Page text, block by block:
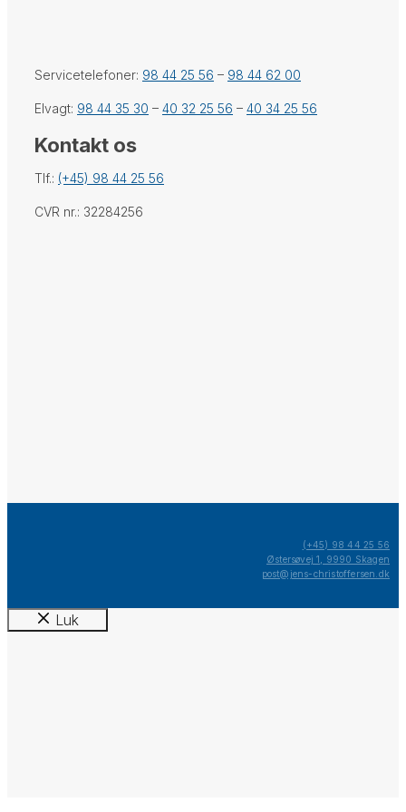
Servicetelefoner: 98 44 25 56 – 98 44 62 00
Elvagt: 98 44 35 30 – 40 32 25 56 – 40 34 25 56
Kontakt os
Tlf.: (+45) 98 44 25 56
CVR nr.: 32284256
(+45) 98 44 25 56
Østersøvej 1, 9990 Skagen
post@jens-christoffersen.dk
Luk